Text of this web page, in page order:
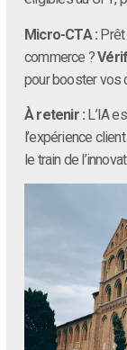
Micro-CTA : Prêt
commerce ?
pour booster vos
À retenir : L’IA
l’expérience
le train de